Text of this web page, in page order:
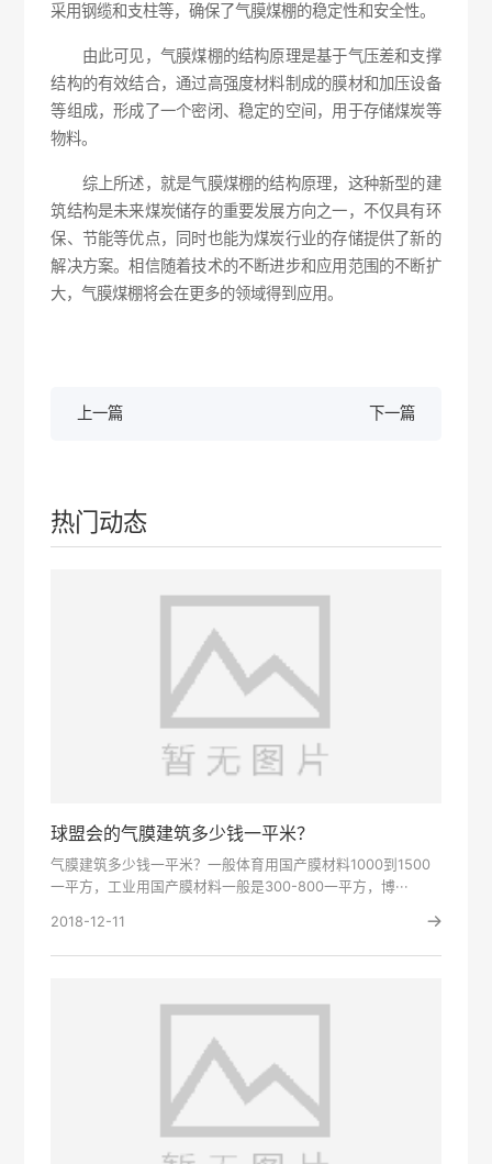
采用钢缆和支柱等，确保了气膜煤棚的稳定性和安全性。
由此可见，气膜煤棚的结构原理是基于气压差和支撑
结构的有效结合，通过高强度材料制成的膜材和加压设备
等组成，形成了一个密闭、稳定的空间，用于存储煤炭等
物料。
综上所述，就是气膜煤棚的结构原理，这种新型的建
筑结构是未来煤炭储存的重要发展方向之一，不仅具有环
保、节能等优点，同时也能为煤炭行业的存储提供了新的
解决方案。相信随着技术的不断进步和应用范围的不断扩
大，气膜煤棚将会在更多的领域得到应用。
上一篇 下一篇
热门动态
球盟会的气膜建筑多少钱一平米？
气膜建筑多少钱一平米？一般体育用国产膜材料1000到1500
一平方，工业用国产膜材料一般是300-800一平方，博···
2018-12-11